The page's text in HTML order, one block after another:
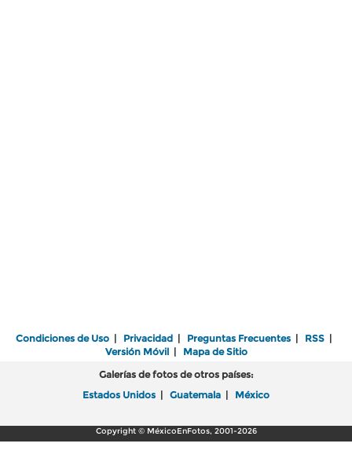
Condiciones de Uso | Privacidad | Preguntas Frecuentes | RSS |
Versión Móvil| Mapa de Sitio
Galerías de fotos de otros países:
Estados Unidos | Guatemala | México
Copyright © MéxicoEnFotos, 2001-2026